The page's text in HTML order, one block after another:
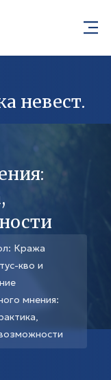
невест.
Кража
кво и
мнения: